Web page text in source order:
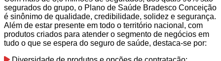
segurados do grupo, o Plano de Saúde Bradesco Conceição
é sinônimo de qualidade, credibilidade, solidez e segurança.
Além de estar presente em todo o território nacional, com
produtos criados para atender o segmento de negócios em
tudo o que se espera do seguro de saúde, destaca-se por: